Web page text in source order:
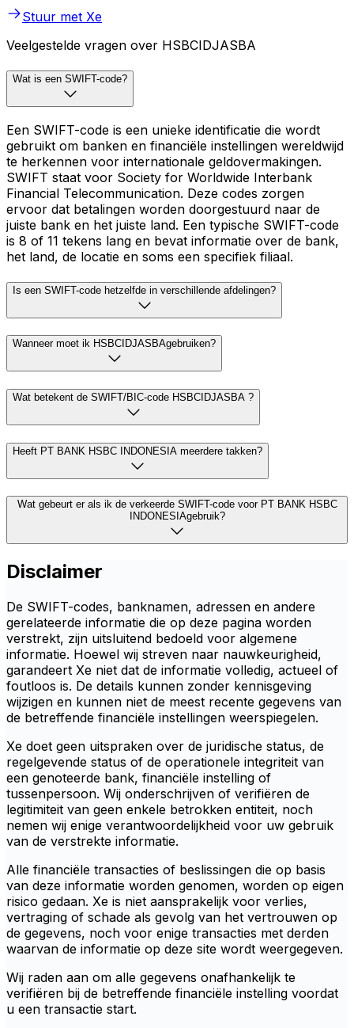
Stuur met Xe
Veelgestelde vragen over HSBCIDJASBA
Wat is een SWIFT-code?
Een SWIFT-code is een unieke identificatie die wordt
gebruikt om banken en financiële instellingen wereldwijd
te herkennen voor internationale geldovermakingen.
SWIFT staat voor Society for Worldwide Interbank
Financial Telecommunication. Deze codes zorgen
ervoor dat betalingen worden doorgestuurd naar de
juiste bank en het juiste land. Een typische SWIFT-code
is 8 of 11 tekens lang en bevat informatie over de bank,
het land, de locatie en soms een specifiek filiaal.
Is een SWIFT-code hetzelfde in verschillende afdelingen?
Wanneer moet ik HSBCIDJASBAgebruiken?
Wat betekent de SWIFT/BIC-code HSBCIDJASBA ?
Heeft PT BANK HSBC INDONESIA meerdere takken?
Wat gebeurt er als ik de verkeerde SWIFT-code voor PT BANK HSBC
INDONESIAgebruik?
Disclaimer
De SWIFT-codes, banknamen, adressen en andere
gerelateerde informatie die op deze pagina worden
verstrekt, zijn uitsluitend bedoeld voor algemene
informatie. Hoewel wij streven naar nauwkeurigheid,
garandeert Xe niet dat de informatie volledig, actueel of
foutloos is. De details kunnen zonder kennisgeving
wijzigen en kunnen niet de meest recente gegevens van
de betreffende financiële instellingen weerspiegelen.
Xe doet geen uitspraken over de juridische status, de
regelgevende status of de operationele integriteit van
een genoteerde bank, financiële instelling of
tussenpersoon. Wij onderschrijven of verifiëren de
legitimiteit van geen enkele betrokken entiteit, noch
nemen wij enige verantwoordelijkheid voor uw gebruik
van de verstrekte informatie.
Alle financiële transacties of beslissingen die op basis
van deze informatie worden genomen, worden op eigen
risico gedaan. Xe is niet aansprakelijk voor verlies,
vertraging of schade als gevolg van het vertrouwen op
de gegevens, noch voor enige transacties met derden
waarvan de informatie op deze site wordt weergegeven.
Wij raden aan om alle gegevens onafhankelijk te
verifiëren bij de betreffende financiële instelling voordat
u een transactie start.